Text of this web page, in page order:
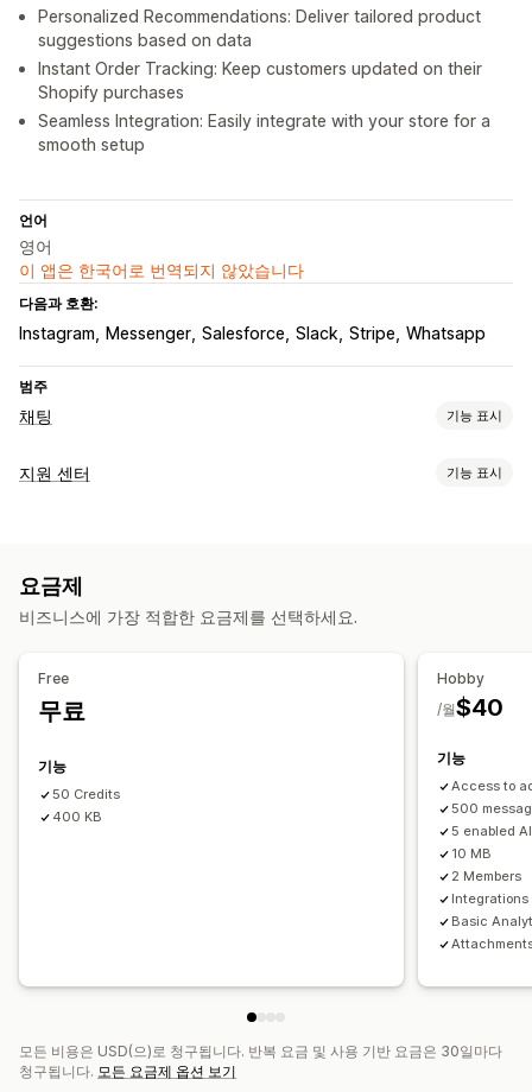
Personalized Recommendations: Deliver tailored product
suggestions based on data
Instant Order Tracking: Keep customers updated on their
Shopify purchases
Seamless Integration: Easily integrate with your store for a
smooth setup
언어
영어
이 앱은 한국어로 번역되지 않았습니다
다음과 호환:
Instagram Messenger Salesforce Slack Stripe Whatsapp
범주
채팅 기능 표시
실시간 메시지 전달
맞춤 설정
이모티콘 및 스티커
채팅 창 환영 메시지 채팅 할당
지원 센터 기능 표시
워크플로 자동화
요금제
비즈니스에 가장 적합한 요금제를 선택하세요.
Free
무료
기능
50 Credits
400 KB
Hobby
$40
/월
기능
Access to
500
5 enabled
10 MB
2 Members
Integrations
Basic
모든 비용은 USD(으)로 청구됩니다. 반복 요금 및 사용 기반 요금은 30일마다
청구됩니다. 모든 요금제 옵션 보기